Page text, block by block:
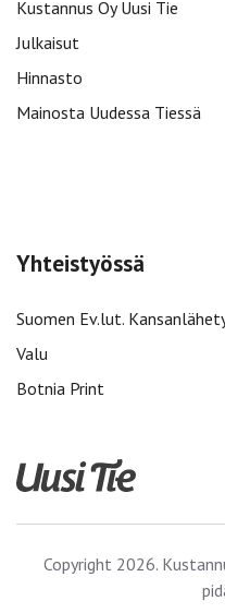
Kustannus Oy Uusi Tie
Julkaisut
Hinnasto
Mainosta Uudessa Tiessä
Yhteistyössä
Suomen Ev.lut.
Valu
Botnia Print
Copyright 2026.